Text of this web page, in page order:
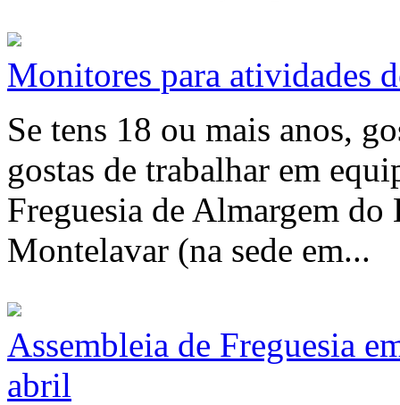
Monitores para atividades
Se tens 18 ou mais anos,
gostas de trabalhar em
Freguesia de Almargem
Montelavar (na sede em...
Assembleia de Freguesia
abril